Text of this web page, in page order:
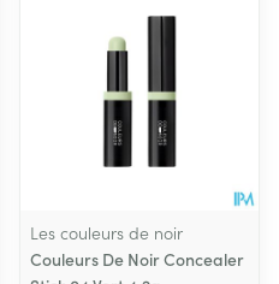
Les couleurs de noir
Couleurs De Noir Concealer